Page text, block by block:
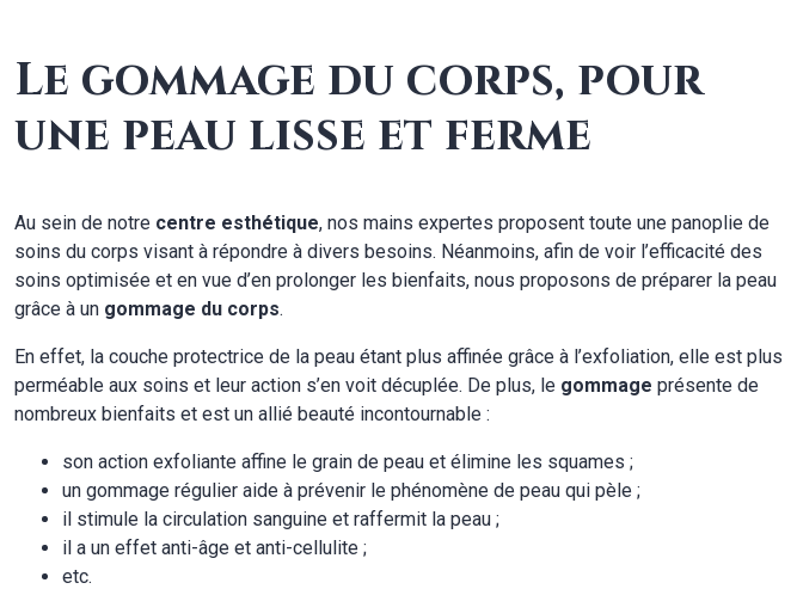
Le gommage du corps, pour
une peau lisse et ferme
Au sein de notre centre esthétique, nos mains expertes proposent toute une panoplie de
soins du corps visant à répondre à divers besoins. Néanmoins, afin de voir l’efficacité des
soins optimisée et en vue d’en prolonger les bienfaits, nous proposons de préparer la peau
grâce à un gommage du corps.
En effet, la couche protectrice de la peau étant plus affinée grâce à l’exfoliation, elle est plus
perméable aux soins et leur action s’en voit décuplée. De plus, le gommage présente de
nombreux bienfaits et est un allié beauté incontournable :
son action exfoliante affine le grain de peau et élimine les squames ;
un gommage régulier aide à prévenir le phénomène de peau qui pèle ;
il stimule la circulation sanguine et raffermit la peau ;
il a un effet anti-âge et anti-cellulite ;
etc.